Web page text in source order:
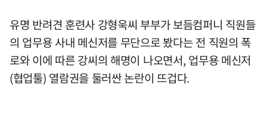
유명 반려견 훈련사 강형욱씨 부부가 보듬컴퍼니 직원들
의 업무용 사내 메신저를 무단으로 봤다는 전 직원의 폭
로와 이에 따른 강씨의 해명이 나오면서, 업무용 메신저
(협업툴) 열람권을 둘러싼 논란이 뜨겁다.